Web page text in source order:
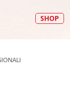
SHOP